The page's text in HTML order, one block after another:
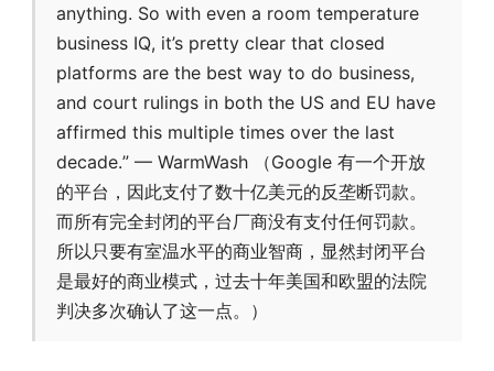
anything. So with even a room temperature
business IQ, it’s pretty clear that closed
platforms are the best way to do business,
and court rulings in both the US and EU have
affirmed this multiple times over the last
decade.” — WarmWash （Google 有一个开放
的平台，因此支付了数十亿美元的反垄断罚款。
而所有完全封闭的平台厂商没有支付任何罚款。
所以只要有室温水平的商业智商，显然封闭平台
是最好的商业模式，过去十年美国和欧盟的法院
判决多次确认了这一点。）